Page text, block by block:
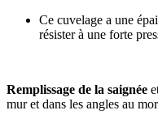
Ce cuvelage a une
résister à une forte
Remplissage de la saignée
mur et dans les angles au